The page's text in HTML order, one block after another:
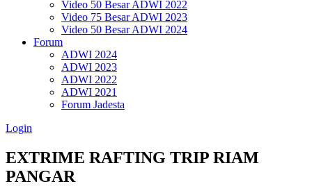
Video 50 Besar ADWI 2022
Video 75 Besar ADWI 2023
Video 50 Besar ADWI 2024
Forum
ADWI 2024
ADWI 2023
ADWI 2022
ADWI 2021
Forum Jadesta
Login
EXTRIME RAFTING TRIP RIAM
PANGAR